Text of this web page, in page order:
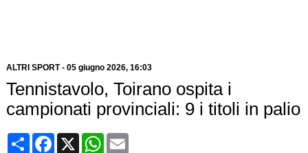
ALTRI SPORT- 05 giugno 2026, 16:03
Tennistavolo, Toirano ospita i
campionati provinciali: 9 i titoli in palio
CondividiFacebook
X WhatsApp
Email